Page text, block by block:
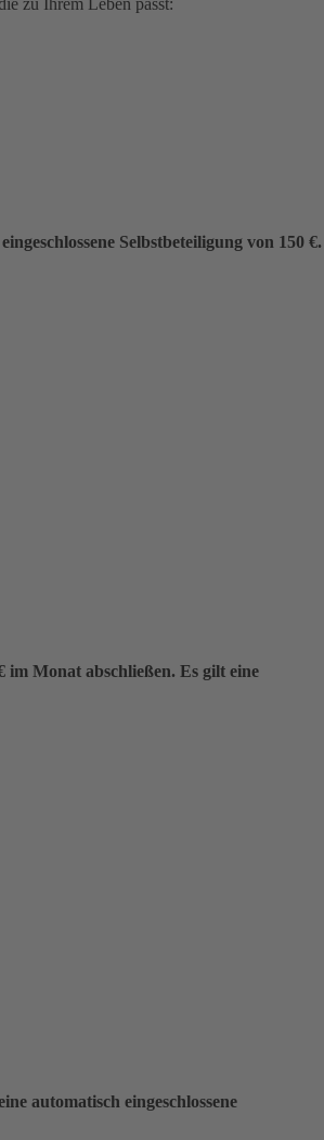
Selbstbeteiligung von 150 €.
Monat abschließen. Es gilt eine
automatisch eingeschlossene